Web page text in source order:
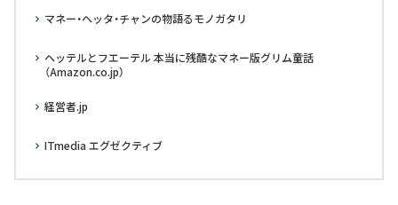
マネー・ヘッタ・チャンの物語るモノガタリ
ヘッテルとフエーテル 本当に残酷なマネー版グリム童話
（Amazon.co.jp）
経営者.jp
ITmedia エグゼクティブ